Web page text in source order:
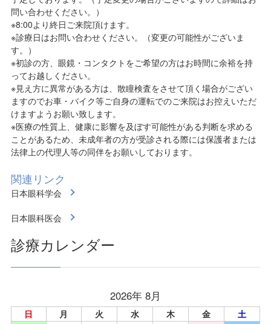
問い合わせください。）
※8:00より終日ご来院頂けます。
※診療日はお問い合わせください。（変更の可能性がございま
す。）
※初診の方、眼鏡・コンタクトをご希望の方はお時間に余裕を持
ってお越しください。
※見え方に異常がある方は、散瞳検査をさせて頂く場合がござい
ますのでお車・バイク等ご自身の運転でのご来院はお控えいただ
けますようお願い致します。
※医療の性質上、健康に影響を及ぼす可能性がある判断を求める
ことがあるため、未成年者の方が受診される際には保護者または
法律上の代理人等の同伴をお願いしております。
関連リンク
日本眼科学会
日本眼科医会
診療カレンダー
2026年 8月
日 月 火 水 木 金
土